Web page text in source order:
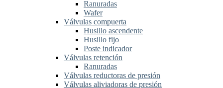
Ranuradas
Wafer
Válvulas compuerta
Husillo ascendente
Husillo fijo
Poste indicador
Válvulas retención
Ranuradas
Válvulas reductoras de presión
Válvulas aliviadoras de presión